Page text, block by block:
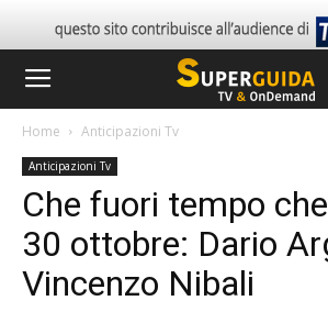
Home Anticipazioni Tv
Anticipazioni Tv
Che fuori tempo
30 ottobre: Dario
Vincenzo Nibali